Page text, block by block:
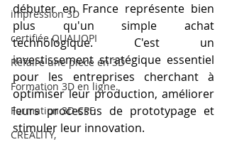
impression 3D
certifiée QUALIOPI
Refaire une piece en 3D
Formation 3D en ligne.
Formation 3D CPF
CREALITY,
débuter en France représente bien
plus qu'un simple achat
technologique. C'est un
investissement stratégique essentiel
pour les entreprises cherchant à
optimiser leur production, améliorer
leurs processus de prototypage et
stimuler leur innovation.